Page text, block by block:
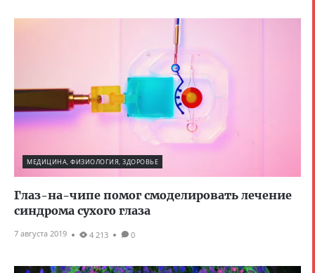
МЕДИЦИНА, ФИЗИОЛОГИЯ, ЗДОРОВЬЕ
Глаз-на-чипе помог смоделировать лечение
синдрома сухого глаза
7 августа 2019 4 213 0